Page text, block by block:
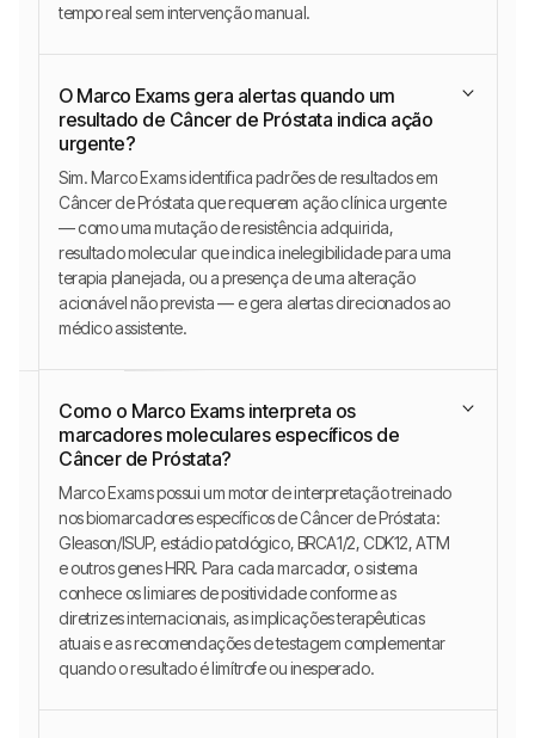
tempo real sem intervenção manual.
O Marco Exams gera alertas quando um
resultado de Câncer de Próstata indica ação
urgente?
Sim. Marco Exams identifica padrões de resultados em
Câncer de Próstata que requerem ação clínica urgente
— como uma mutação de resistência adquirida,
resultado molecular que indica inelegibilidade para uma
terapia planejada, ou a presença de uma alteração
acionável não prevista — e gera alertas direcionados ao
médico assistente.
Como o Marco Exams interpreta os
marcadores moleculares específicos de
Câncer de Próstata?
Marco Exams possui um motor de interpretação treinado
nos biomarcadores específicos de Câncer de Próstata:
Gleason/ISUP, estádio patológico, BRCA1/2, CDK12, ATM
e outros genes HRR. Para cada marcador, o sistema
conhece os limiares de positividade conforme as
diretrizes internacionais, as implicações terapêuticas
atuais e as recomendações de testagem complementar
quando o resultado é limítrofe ou inesperado.